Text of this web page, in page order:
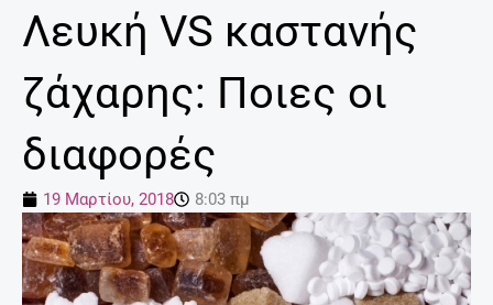
Λευκή VS καστανής
ζάχαρης: Ποιες οι
διαφορές
19 Μαρτίου, 2018 8:03 πμ